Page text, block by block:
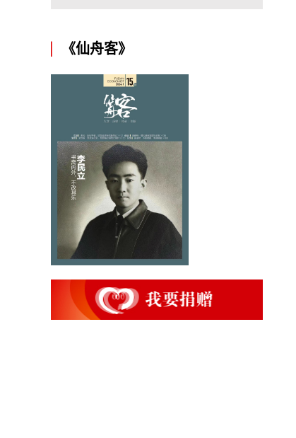
《仙舟客》